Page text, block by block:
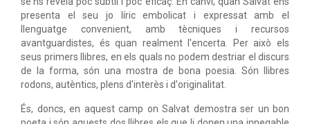
presenta el seu jo líric embolicat i expressat amb el
llenguatge convenient, amb tècniques i recursos
avantguardistes, és quan realment l'encerta. Per això els
seus primers llibres, en els quals no podem destriar el discurs
de la forma, són una mostra de bona poesia. Són llibres
rodons, autèntics, plens d'interès i d'originalitat.
És, doncs, en aquest camp on Salvat demostra ser un bon